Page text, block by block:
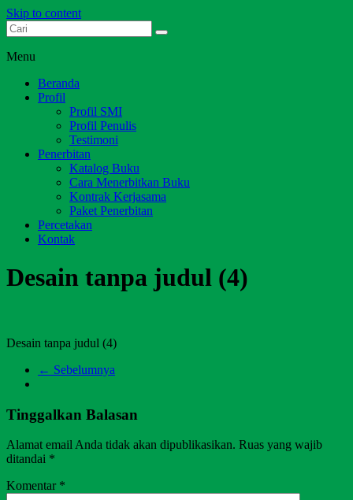
Skip to content
Dari Jambi untuk Indonesia
Menu
Beranda
Profil
Profil SMI
Profil Penulis
Testimoni
Penerbitan
Katalog Buku
Cara Menerbitkan Buku
Kontrak Kerjasama
Paket Penerbitan
Percetakan
Kontak
Desain tanpa judul (4)
Desain tanpa judul (4)
← Sebelumnya
Tinggalkan Balasan
Alamat email Anda tidak akan dipublikasikan. Ruas yang wajib
ditandai *
Komentar *